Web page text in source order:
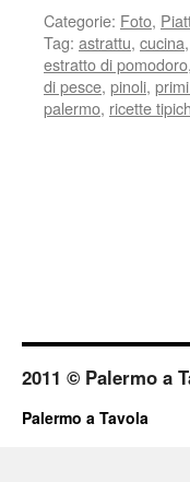
Categorie: Foto,
Tag: astrattu, cucina,
estratto di pomodoro,
di pesce, pinoli,
palermo, ricette
2011 © Palermo a
Palermo a Tavola